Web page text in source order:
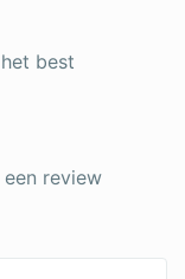
best
review